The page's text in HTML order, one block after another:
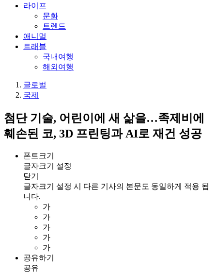
라이프
문화
트렌드
애니멀
트래블
국내여행
해외여행
글로벌
국제
첨단 기술, 어린이에 새 삶을…족제비에
훼손된 코, 3D 프린팅과 AI로 재건 성공
폰트크기
글자크기 설정
닫기
글자크기 설정 시 다른 기사의 본문도 동일하게 적용 됩
니다.
가
가
가
가
가
공유하기
공유